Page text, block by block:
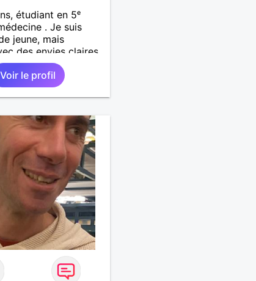
étudiant en 5ᵉ
. Je suis
jeune, mais
des envies claires
de la sincérité. Je
respectueux,
prêt à
les discussions
en mémoire, et j’ai un
l’humour qui détend
Je suis attiré par
mûres, celles qui ont
de l’assurance et
naturelle. J’admire
leur
aimer avec sincérité,
que seule la
donner. Je cherche
basée sur la
le respect et la vraie
sans faux-semblants.
Voir le profil